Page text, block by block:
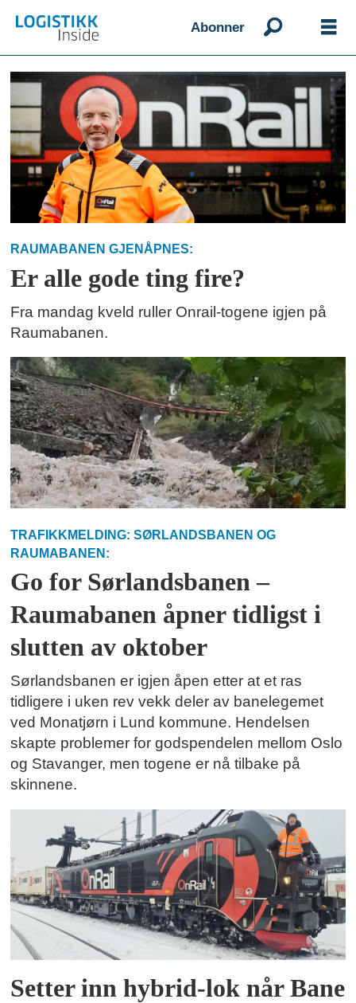
Abonner
Emne:
åndalsnes
RAUMABANEN GJENÅPNES:
Er alle gode ting fire?
Fra mandag kveld ruller Onrail-togene igjen på
Raumabanen.
TRAFIKKMELDING: SØRLANDSBANEN OG
RAUMABANEN:
Go for Sørlandsbanen –
Raumabanen åpner tidligst i
slutten av oktober
Sørlandsbanen er igjen åpen etter at et ras
tidligere i uken rev vekk deler av banelegemet
ved Monatjørn i Lund kommune. Hendelsen
skapte problemer for godspendelen mellom Oslo
og Stavanger, men togene er nå tilbake på
skinnene.
Setter inn hybrid-lok når Bane